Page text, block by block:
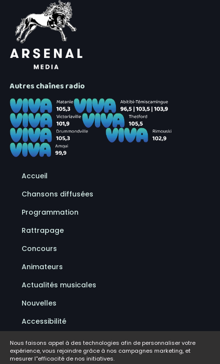
Autres chaînes radio
Accueil
Chansons diffusées
Programmation
Rattrapage
Concours
Animateurs
Actualités musicales
Nouvelles
Accessibilité
Politique de confidentialité
Conditions d'utilisation
Nous faisons appel à des technologies afin de personnaliser votre
expérience, vous rejoindre grâce à nos campagnes marketing, et
mesurer l''efficacité de nos initiatives.